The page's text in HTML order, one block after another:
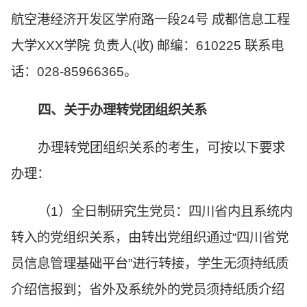
航空港经济开发区学府路一段24号 成都信息工程
大学XXX学院 负责人(收) 邮编：610225 联系电
话：028-85966365。
四、关于办理转党团组织关系
办理转党团组织关系的考生，可按以下要求
办理：
（1）全日制研究生党员：四川省内且系统内
转入的党组织关系，由转出党组织通过“四川省党
员信息管理基础平台”进行转接，学生无须持纸质
介绍信报到；省外及系统外的党员须持纸质介绍